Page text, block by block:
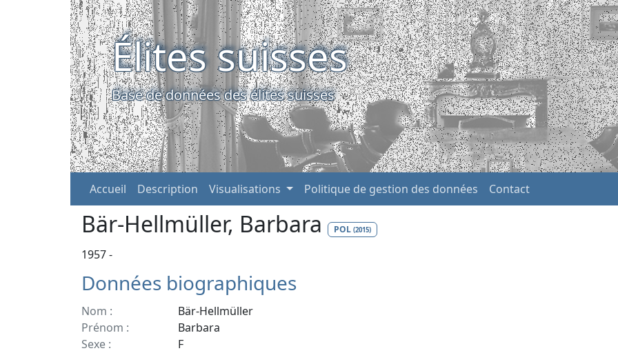
Élites suisses
Base de données des élites suisses
Accueil Description Visualisations Politique de gestion des données Contact
Bär-Hellmüller, Barbara POL (2015)
1957 -
Données biographiques
Nom :
Bär-Hellmüller
Prénom :
Barbara
Sexe :
F